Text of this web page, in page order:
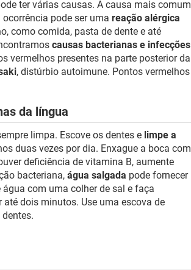
ter várias causas. A causa mais comum
ocorrência pode ser uma reação alérgica
como comida, pasta de dente e até
causas bacterianas e infecções
vermelhos presentes na parte posterior da
, distúrbio autoimune. Pontos vermelhos
da língua
limpa. Escove os dentes e limpe a
duas vezes por dia. Enxague a boca com
deficiência de vitamina B, aumente
bacteriana, água salgada pode fornecer
com uma colher de sal e faça
dois minutos. Use uma escova de